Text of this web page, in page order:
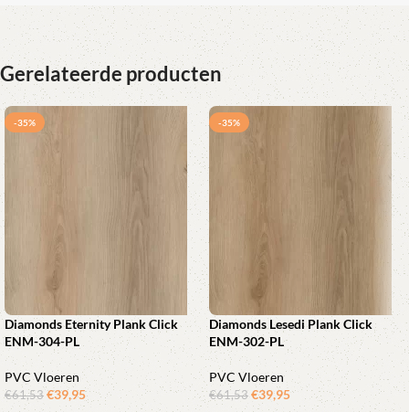
Gerelateerde producten
-35%
Diamonds Eternity Plank Click
ENM-304-PL
PVC Vloeren
€61,53 €39,95ㅤㅤㅤㅤㅤㅤ
-35%
Diamonds Lesedi Plank Click
ENM-302-PL
PVC Vloeren
€61,53 €39,95ㅤㅤㅤㅤㅤㅤ